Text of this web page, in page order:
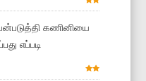
கணினியை
எப்படி